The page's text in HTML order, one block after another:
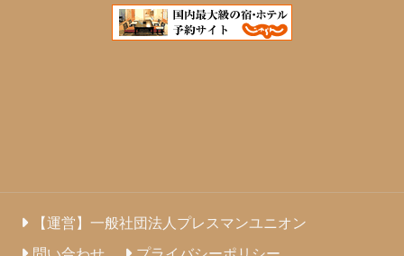
【運営】一般社団法人プレスマンユニオン